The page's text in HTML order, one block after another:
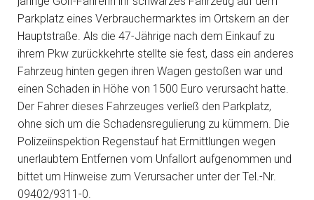
Parkplatz eines Verbrauchermarktes im Ortskern an der
Hauptstraße. Als die 47-Jährige nach dem Einkauf zu
ihrem Pkw zurückkehrte stellte sie fest, dass ein anderes
Fahrzeug hinten gegen ihren Wagen gestoßen war und
einen Schaden in Höhe von 1500 Euro verursacht hatte.
Der Fahrer dieses Fahrzeuges verließ den Parkplatz,
ohne sich um die Schadensregulierung zu kümmern. Die
Polizeiinspektion Regenstauf hat Ermittlungen wegen
unerlaubtem Entfernen vom Unfallort aufgenommen und
bittet um Hinweise zum Verursacher unter der Tel.-Nr.
09402/9311-0.